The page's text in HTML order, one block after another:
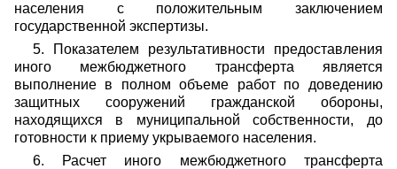
населения с положительным заключением
государственной экспертизы.
5. Показателем результативности предоставления
иного межбюджетного трансферта является
выполнение в полном объеме работ по доведению
защитных сооружений гражданской обороны,
находящихся в муниципальной собственности, до
готовности к приему укрываемого населения.
6. Расчет иного межбюджетного трансферта